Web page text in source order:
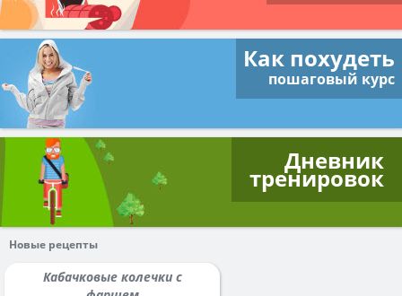
Как похудеть
пошаговый курс
Дневник
тренировок
Новые рецепты
Кабачковые колечки с